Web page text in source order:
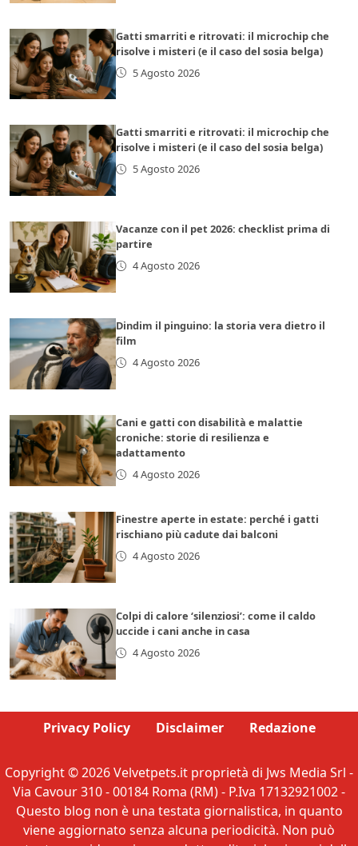
Gatti smarriti e ritrovati: il microchip che
risolve i misteri (e il caso del sosia belga)
5 Agosto 2026
Gatti smarriti e ritrovati: il microchip che
risolve i misteri (e il caso del sosia belga)
5 Agosto 2026
Vacanze con il pet 2026: checklist prima di
partire
4 Agosto 2026
Dindim il pinguino: la storia vera dietro il
film
4 Agosto 2026
Cani e gatti con disabilità e malattie
croniche: storie di resilienza e
adattamento
4 Agosto 2026
Finestre aperte in estate: perché i gatti
rischiano più cadute dai balconi
4 Agosto 2026
Colpi di calore ‘silenziosi’: come il caldo
uccide i cani anche in casa
4 Agosto 2026
Privacy Policy Disclaimer Redazione
Copyright © 2026 Velvetpets.it proprietà di Jws Media Srl -
Via Cavour 310 - 00184 Roma (RM) - P.Iva 17132921002 -
Questo blog non è una testata giornalistica, in quanto
viene aggiornato senza alcuna periodicità. Non può